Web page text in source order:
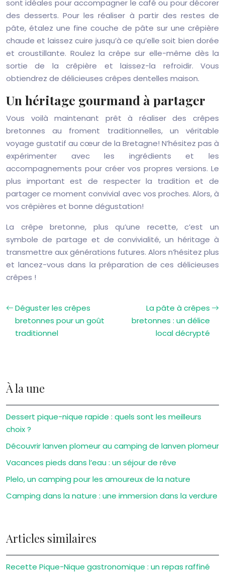
sont idéales pour accompagner le café ou pour décorer
des desserts. Pour les réaliser à partir des restes de
pâte, étalez une fine couche de pâte sur une crêpière
chaude et laissez cuire jusqu’à ce qu’elle soit bien dorée
et croustillante. Roulez la crêpe sur elle-même dès la
sortie de la crêpière et laissez-la refroidir. Vous
obtiendrez de délicieuses crêpes dentelles maison.
Un héritage gourmand à partager
Vous voilà maintenant prêt à réaliser des crêpes
bretonnes au froment traditionnelles, un véritable
voyage gustatif au cœur de la Bretagne! N’hésitez pas à
expérimenter avec les ingrédients et les
accompagnements pour créer vos propres versions. Le
plus important est de respecter la tradition et de
partager ce moment convivial avec vos proches. Alors, à
vos crêpières et bonne dégustation!
La crêpe bretonne, plus qu’une recette, c’est un
symbole de partage et de convivialité, un héritage à
transmettre aux générations futures. Alors n’hésitez plus
et lancez-vous dans la préparation de ces délicieuses
crêpes !
Déguster les crêpes
bretonnes pour un goût
traditionnel
La pâte à crêpes
bretonnes : un délice
local décrypté
À la une
Dessert pique-nique rapide : quels sont les meilleurs
choix ?
Découvrir lanven plomeur au camping de lanven plomeur
Vacances pieds dans l’eau : un séjour de rêve
Plelo, un camping pour les amoureux de la nature
Camping dans la nature : une immersion dans la verdure
Articles similaires
Recette Pique-Nique gastronomique : un repas raffiné